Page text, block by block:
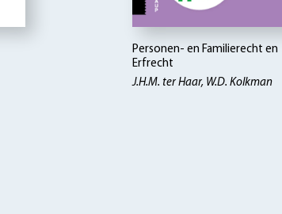
Personen- en Familierecht en
Erfrecht
J.H.M. ter Haar, W.D. Kolkman